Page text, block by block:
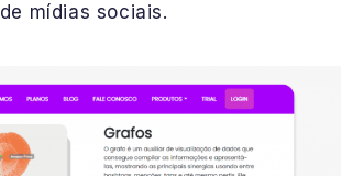
mídias sociais.